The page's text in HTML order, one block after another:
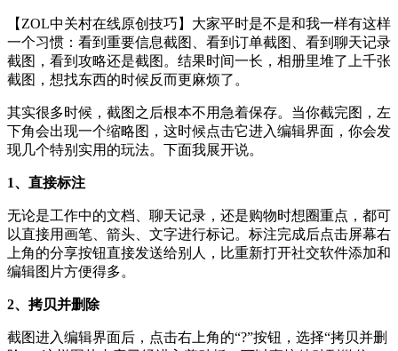
【ZOL中关村在线原创技巧】大家平时是不是和我一样有这样
一个习惯：看到重要信息截图、看到订单截图、看到聊天记录
截图，看到攻略还是截图。结果时间一长，相册里堆了上千张
截图，想找东西的时候反而更麻烦了。
其实很多时候，截图之后根本不用急着保存。当你截完图，左
下角会出现一个缩略图，这时候点击它进入编辑界面，你会发
现几个特别实用的玩法。下面我展开说。
1、直接标注
无论是工作中的文档、聊天记录，还是购物时想圈重点，都可
以直接用画笔、箭头、文字进行标记。标注完成后点击屏幕右
上角的分享按钮直接发送给别人，比重新打开社交软件添加和
编辑图片方便得多。
2、拷贝并删除
截图进入编辑界面后，点击右上角的“?”按钮，选择“拷贝并删